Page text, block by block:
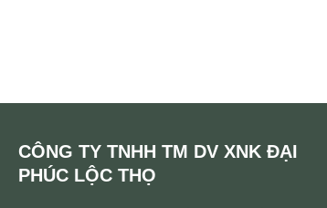
CÔNG TY TNHH TM DV XNK ĐẠI
PHÚC LỘC THỌ